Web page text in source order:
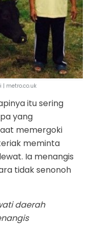
| metro.co.uk
itu sering
yang
memergoki
meminta
Ia menangis
tidak senonoh
daerah